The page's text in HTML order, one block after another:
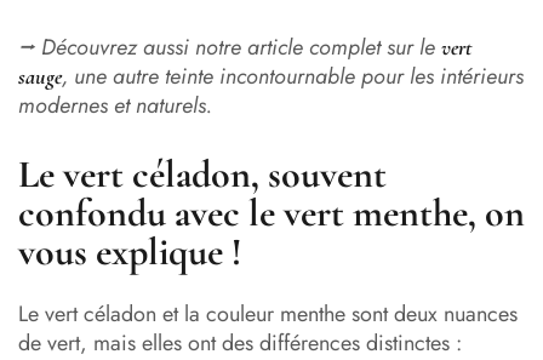
⭢ Découvrez aussi notre article complet sur le vert
sauge, une autre teinte incontournable pour les intérieurs
modernes et naturels.
Le vert céladon, souvent
confondu avec le vert menthe, on
vous explique !
Le vert céladon et la couleur menthe sont deux nuances
de vert, mais elles ont des différences distinctes :